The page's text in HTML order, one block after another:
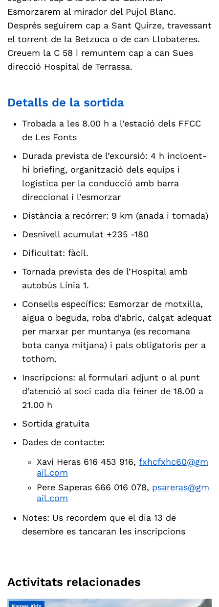
Esmorzarem al mirador del Pujol Blanc.
Després seguirem cap a Sant Quirze, travessant
el torrent de la Betzuca o de can Llobateres.
Creuem la C 58 i remuntem cap a can Sues
direcció Hospital de Terrassa.
Detalls de la sortida
Trobada a les 8.00 h a l’estació dels FFCC
de Les Fonts
Durada prevista de l’excursió: 4 h incloent-
hi briefing, organització dels equips i
logística per la conducció amb barra
direccional i l’esmorzar
Distància a recórrer: 9 km (anada i tornada)
Desnivell acumulat +235 -180
Dificultat: fàcil.
Tornada prevista des de l’Hospital amb
autobús Línia 1.
Consells específics: Esmorzar de motxilla,
aigua o beguda, roba d’abric, calçat adequat
per marxar per muntanya (es recomana
bota canya mitjana) i pals obligatoris per a
tothom.
Inscripcions: al formulari adjunt o al punt
d’atenció al soci cada dia feiner de 18.00 a
21.00 h
Sortida gratuita
Dades de contacte:
Xavi Heras 616 453 916, fxhcfxhc60@gm
ail.com
Pere Saperas 666 016 078, psareras@gm
ail.com
Notes: Us recordem que el dia 13 de
desembre es tancaran les inscripcions
Activitats relacionades